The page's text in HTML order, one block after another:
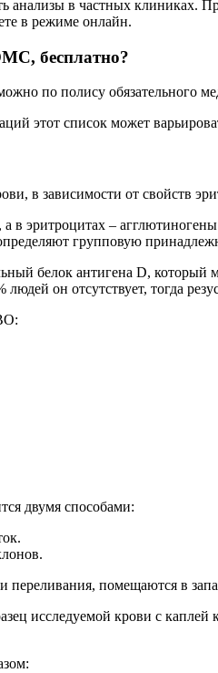
анализы в частных клиниках.
в режиме онлайн.
бесплатно?
по полису обязательного
этот список может
в зависимости от свойств
в эритроцитах –
групповую
белок антигена D, который
он отсутствует, тогда
двумя способами:
переливания, помещаются в
исследуемой крови с